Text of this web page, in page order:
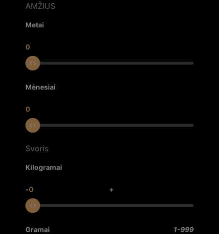
AMŽIUS
Metai
0
Mėnesiai
0
Svoris
Kilogramai
-0 +
Gramai 1-999